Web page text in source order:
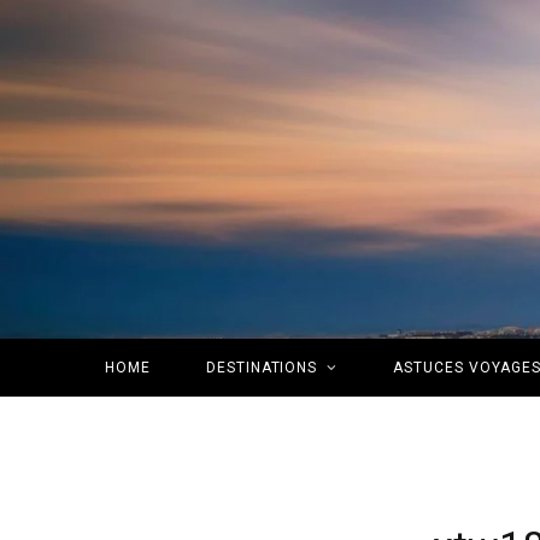
HOME DESTINATIONS ASTUCES VOYAGES